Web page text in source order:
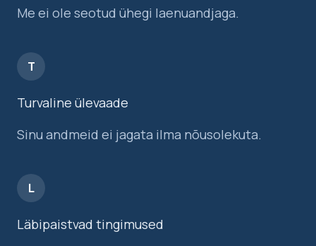
Me ei ole seotud ühegi laenuandjaga.
T
Turvaline ülevaade
Sinu andmeid ei jagata ilma nõusolekuta.
L
Läbipaistvad tingimused